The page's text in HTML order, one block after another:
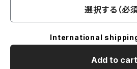
選択する（必須
International
Add to cart